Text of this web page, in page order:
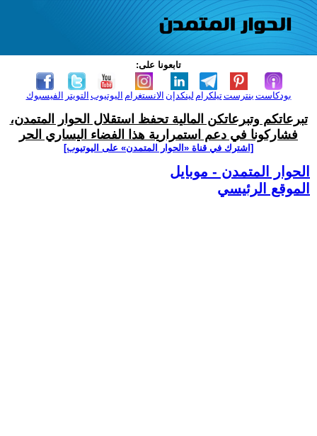
تابعونا على:
الفيسبوك التويتر اليوتيوب الانستغرام لينكدإن تيلكرامبنترست بودكاست
تبرعاتكم وتبرعاتكن المالية تحفظ استقلال الحوار المتمدن،
فشاركونا في دعم استمرارية هذا الفضاء اليساري الحر
[اشترك في قناة ‫«الحوار المتمدن» على اليوتيوب]
الحوار المتمدن - موبايل
الموقع الرئيسي